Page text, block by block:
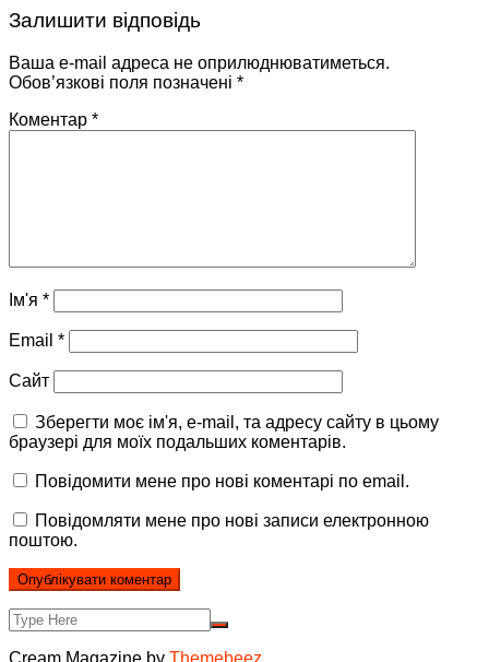
Залишити відповідь
Ваша e-mail адреса не оприлюднюватиметься.
Обов’язкові поля позначені *
Коментар *
Ім'я *
Email *
Сайт
Зберегти моє ім'я, e-mail, та адресу сайту в цьому
браузері для моїх подальших коментарів.
Повідомити мене про нові коментарі по email.
Повідомляти мене про нові записи електронною
поштою.
Cream Magazine by Themebeez